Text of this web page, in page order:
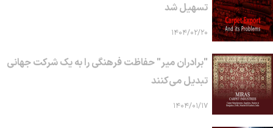
تسهیل شد
۱۴۰۴/۰۲/۲۰
"برادران میر" حفاظت فرهنگی را به یک شرکت جهانی
تبدیل می‌کنند
۱۴۰۴/۰۱/۱۷